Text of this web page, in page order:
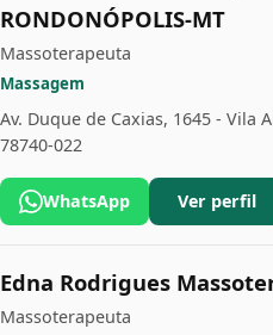
RONDONÓPOLIS-MT
Massoterapeuta
Massagem
Av. Duque de Caxias, 1645 - Vila
78740-022
WhatsApp Ver perfil
Edna Rodrigues
Massoterapeuta